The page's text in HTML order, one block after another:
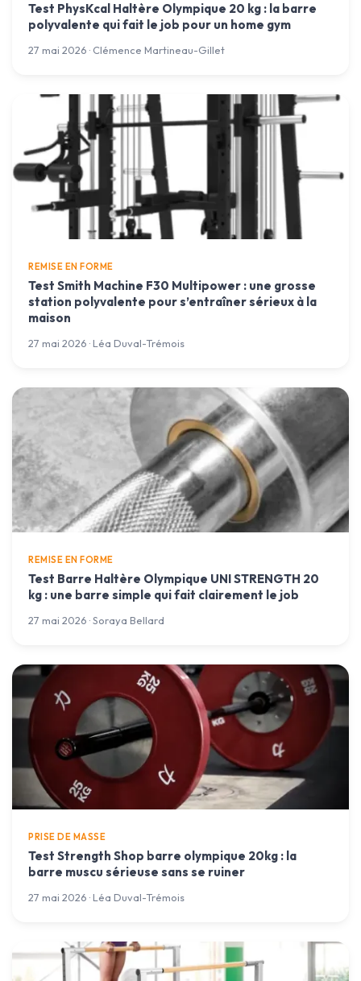
Test PhysKcal Haltère Olympique 20 kg : la barre
polyvalente qui fait le job pour un home gym
27 mai 2026 · Clémence Martineau-Gillet
REMISE EN FORME
Test Smith Machine F30 Multipower : une grosse
station polyvalente pour s’entraîner sérieux à la
maison
27 mai 2026 · Léa Duval-Trémois
REMISE EN FORME
Test Barre Haltère Olympique UNI STRENGTH 20
kg : une barre simple qui fait clairement le job
27 mai 2026 · Soraya Bellard
PRISE DE MASSE
Test Strength Shop barre olympique 20kg : la
barre muscu sérieuse sans se ruiner
27 mai 2026 · Léa Duval-Trémois